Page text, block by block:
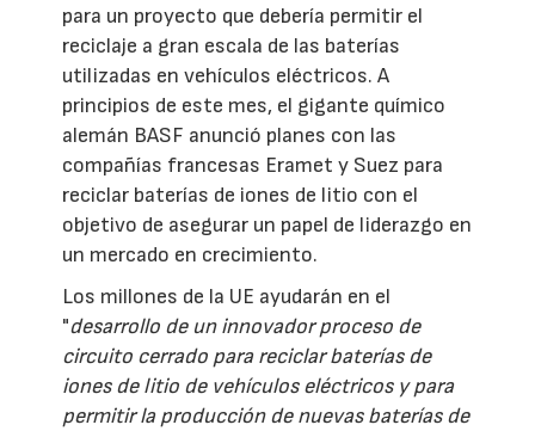
para un proyecto que debería permitir el
reciclaje a gran escala de las baterías
utilizadas en vehículos eléctricos. A
principios de este mes, el gigante químico
alemán BASF anunció planes con las
compañías francesas Eramet y Suez para
reciclar baterías de iones de litio con el
objetivo de asegurar un papel de liderazgo en
un mercado en crecimiento.
Los millones de la UE ayudarán en el
"desarrollo de un innovador proceso de
circuito cerrado para reciclar baterías de
iones de litio de vehículos eléctricos y para
permitir la producción de nuevas baterías de